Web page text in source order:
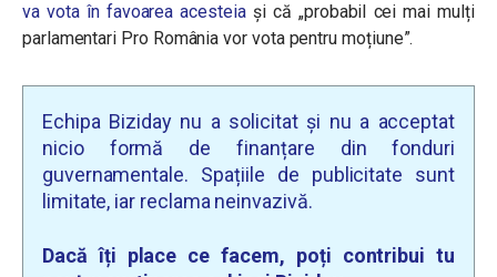
va vota în favoarea acesteiași că „probabil cei mai mulți
parlamentari Pro România vor vota pentru moțiune”.
Echipa Biziday nu a solicitat și nu a acceptat
nicio formă de finanțare din fonduri
guvernamentale. Spațiile de publicitate sunt
limitate, iar reclama neinvazivă.
Dacă îți place ce facem, poți contribui tu